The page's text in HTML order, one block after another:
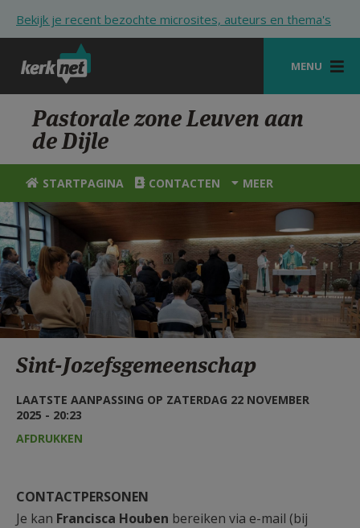
Bekijk je recent bezochte microsites, auteurs en thema's
MENU
STARTPAGINA
KERK
VIERINGEN
SHOP
ZOEKEN
HULP
STARTPAGINA PORTAAL
MIJN PAROCHIE
AANMELDEN OF REGISTREREN
Pastorale zone Leuven aan
de Dijle
STARTPAGINA CONTACTEN MEER
Sint-Jozefsgemeenschap
LAATSTE AANPASSING OP ZATERDAG 22 NOVEMBER
2025 - 20:23
AFDRUKKEN
CONTACTPERSONEN
Je kan Francisca Houben bereiken via e-mail (bij